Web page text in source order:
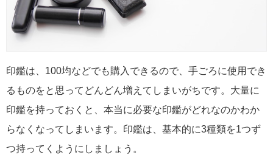
印鑑は、100均などでも購入できるので、手ごろに使用でき
るものをと思ってどんどん増えてしまいがちです。大量に
印鑑を持っておくと、本当に必要な印鑑がどれなのかわか
らなくなってしまいます。印鑑は、基本的に3種類を1つず
つ持ってくようにしましょう。